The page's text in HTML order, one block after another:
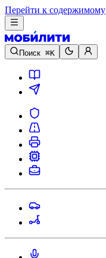
Перейти к содержимому
Поиск ⌘K